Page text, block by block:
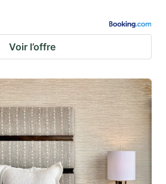
Voir l’offre